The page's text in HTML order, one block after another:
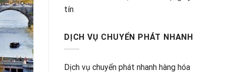
tín
DỊCH VỤ CHUYỂN PHÁT NHANH
Dịch vụ chuyển phát nhanh hàng hóa